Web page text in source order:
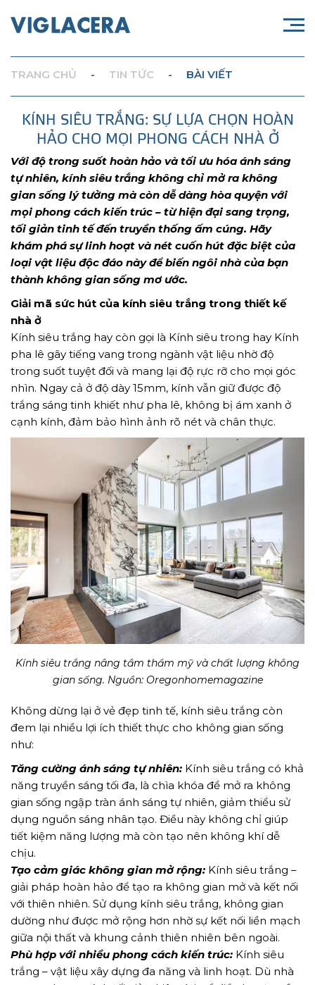
TẢI E-BROCHURE
TƯ VẤN MIỄN PHÍ VỀ SẢN PHẨM
Nghề nghiệp...
Thành phố...
GỬI YÊU CẦU
TRANG CHỦ - TIN TỨC - BÀI VIẾT
KÍNH SIÊU TRẮNG: SỰ LỰA CHỌN HOÀN
HẢO CHO MỌI PHONG CÁCH NHÀ Ở
Với độ trong suốt hoàn hảo và tối ưu hóa ánh sáng
tự nhiên, kính siêu trắng không chỉ mở ra không
gian sống lý tưởng mà còn dễ dàng hòa quyện với
mọi phong cách kiến trúc – từ hiện đại sang trọng,
tối giản tinh tế đến truyền thống ấm cúng. Hãy
khám phá sự linh hoạt và nét cuốn hút đặc biệt của
loại vật liệu độc đáo này để biến ngôi nhà của bạn
thành không gian sống mơ ước.
Giải mã sức hút của kính siêu trắng trong thiết kế
nhà ở
Kính siêu trắng hay còn gọi là Kính siêu trong hay Kính
pha lê gây tiếng vang trong ngành vật liệu nhờ độ
trong suốt tuyệt đối và mang lại độ rực rỡ cho mọi góc
nhìn. Ngay cả ở độ dày 15mm, kính vẫn giữ được độ
trắng sáng tinh khiết như pha lê, không bị ám xanh ở
cạnh kính, đảm bảo hình ảnh rõ nét và chân thực.
Kính siêu trắng nâng tầm thẩm mỹ và chất lượng không
gian sống. Nguồn: Oregonhomemagazine
Không dừng lại ở vẻ đẹp tinh tế, kính siêu trắng còn
đem lại nhiều lợi ích thiết thực cho không gian sống
như:
Tăng cường ánh sáng tự nhiên: Kính siêu trắng có khả
năng truyền sáng tối đa, là chìa khóa để mở ra không
gian sống ngập tràn ánh sáng tự nhiên, giảm thiểu sử
dụng nguồn sáng nhân tạo. Điều này không chỉ giúp
tiết kiệm năng lượng mà còn tạo nên không khí dễ
chịu.
Tạo cảm giác không gian mở rộng: Kính siêu trắng –
giải pháp hoàn hảo để tạo ra không gian mở và kết nối
với thiên nhiên. Sử dụng kính siêu trắng, không gian
dường như được mở rộng hơn nhờ sự kết nối liền mạch
giữa nội thất và khung cảnh thiên nhiên bên ngoài.
Phù hợp với nhiều phong cách kiến trúc: Kính siêu
trắng – vật liệu xây dựng đa năng và linh hoạt. Dù nhà